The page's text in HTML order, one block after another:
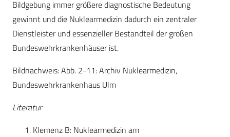
Bildgebung immer größere diagnostische Bedeutung
gewinnt und die Nuklearmedizin dadurch ein zentraler
Dienstleister und essenzieller Bestandteil der großen
Bundeswehrkrankenhäuser ist.
Bildnachweis: Abb. 2-11: Archiv Nuklearmedizin,
Bundeswehrkrankenhaus Ulm
Literatur
Klemenz B: Nuklearmedizin am